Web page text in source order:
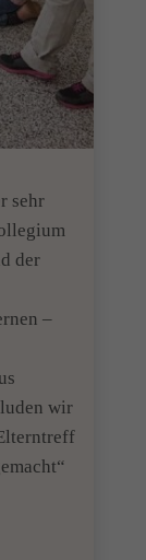
sehr
der
–
wir